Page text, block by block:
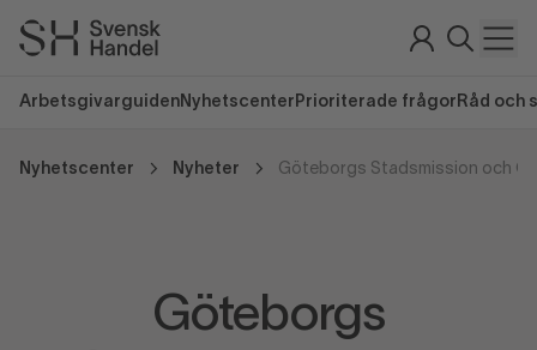
Arbetsgivarguiden Nyhetscenter Prioriterade frågor Råd och
Nyhetscenter Nyheter
Göteborgs